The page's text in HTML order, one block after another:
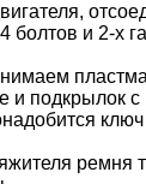
болтов и 2-х
и подкрылок
ремня